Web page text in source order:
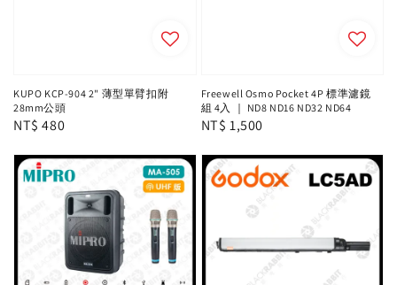
KUPO KCP-904 2" 薄型單臂扣附
28mm公頭
Regular
NT$ 480
Freewell Osmo Pocket 4P 標準濾鏡
組 4入 ｜ ND8 ND16 ND32 ND64
Regular
NT$ 1,500